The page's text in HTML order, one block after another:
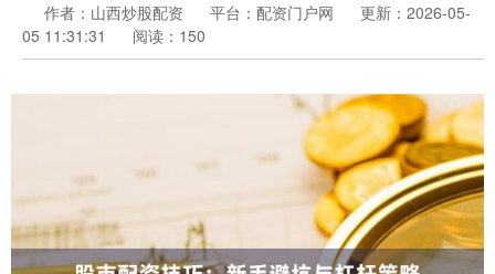
作者：山西炒股配资 平台：配资门户网
更新：2026-05-
05 11:31:31
阅读：150